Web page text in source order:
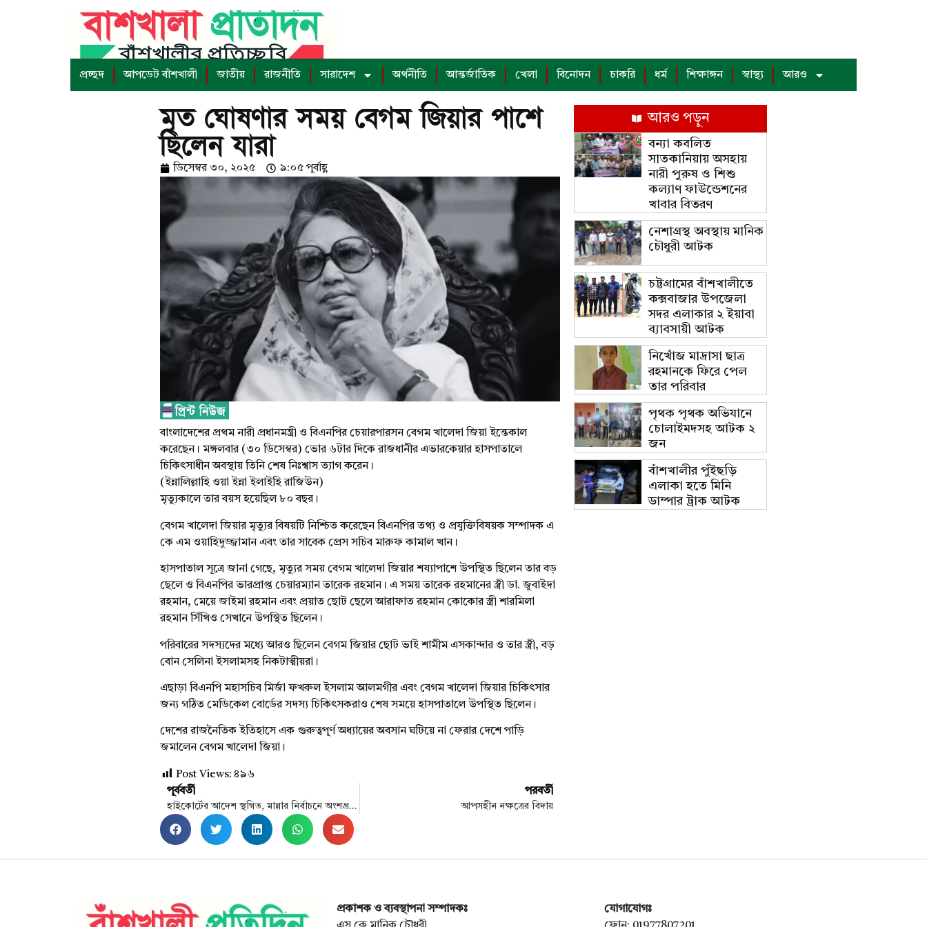
প্রচ্ছদ আপডেট বাঁশখালী জাতীয় রাজনীতি সারাদেশ অর্থনীতি আন্তর্জাতিক খেলা বিনোদন চাকরি ধর্ম শিক্ষাঙ্গন স্বাস্থ্য আরও
মৃত ঘোষণার সময় বেগম জিয়ার পাশে
ছিলেন যারা
ডিসেম্বর ৩০, ২০২৫ ৯:০৫ পূর্বাহ্ণ
বাংলাদেশের প্রথম নারী প্রধানমন্ত্রী ও বিএনপির চেয়ারপারসন বেগম খালেদা জিয়া ইন্তেকাল
করেছেন। মঙ্গলবার (৩০ ডিসেম্বর) ভোর ৬টার দিকে রাজধানীর এভারকেয়ার হাসপাতালে
চিকিৎসাধীন অবস্থায় তিনি শেষ নিঃশ্বাস ত্যাগ করেন।
(ইন্নালিল্লাহি ওয়া ইন্না ইলাইহি রাজিউন)
মৃত্যুকালে তার বয়স হয়েছিল ৮০ বছর।
বেগম খালেদা জিয়ার মৃত্যুর বিষয়টি নিশ্চিত করেছেন বিএনপির তথ্য ও প্রযুক্তিবিষয়ক সম্পাদক এ
কে এম ওয়াহিদুজ্জামান এবং তার সাবেক প্রেস সচিব মারুফ কামাল খান।
হাসপাতাল সূত্রে জানা গেছে, মৃত্যুর সময় বেগম খালেদা জিয়ার শয্যাপাশে উপস্থিত ছিলেন তার বড়
ছেলে ও বিএনপির ভারপ্রাপ্ত চেয়ারম্যান তারেক রহমান। এ সময় তারেক রহমানের স্ত্রী ডা. জুবাইদা
রহমান, মেয়ে জাইমা রহমান এবং প্রয়াত ছোট ছেলে আরাফাত রহমান কোকোর স্ত্রী শারমিলা
রহমান সিঁথিও সেখানে উপস্থিত ছিলেন।
পরিবারের সদস্যদের মধ্যে আরও ছিলেন বেগম জিয়ার ছোট ভাই শামীম এসকান্দার ও তার স্ত্রী, বড়
বোন সেলিনা ইসলামসহ নিকটাত্মীয়রা।
এছাড়া বিএনপি মহাসচিব মির্জা ফখরুল ইসলাম আলমগীর এবং বেগম খালেদা জিয়ার চিকিৎসার
জন্য গঠিত মেডিকেল বোর্ডের সদস্য চিকিৎসকরাও শেষ সময়ে হাসপাতালে উপস্থিত ছিলেন।
দেশের রাজনৈতিক ইতিহাসে এক গুরুত্বপূর্ণ অধ্যায়ের অবসান ঘটিয়ে না ফেরার দেশে পাড়ি
জমালেন বেগম খালেদা জিয়া।
Post Views: ৪৯৬
পূর্ববর্তী
হাইকোর্টের আদেশ স্থগিত, মান্নার নির্বাচনে অংশগ্রহণে বাধা নেই
পরবর্তী
আপসহীন নক্ষত্রের বিদায়
আরও পড়ুন
বন্যা কবলিত
সাতকানিয়ায় অসহায়
নারী পুরুষ ও শিশু
কল্যাণ ফাউন্ডেশনের
খাবার বিতরণ
নেশাগ্রস্থ অবস্থায় মানিক
চৌধুরী আটক
চট্টগ্রামের বাঁশখালীতে
কক্সবাজার উপজেলা
সদর এলাকার ২ ইয়াবা
ব্যাবসায়ী আটক
নিখোঁজ মাদ্রাসা ছাত্র
রহমানকে ফিরে পেল
তার পরিবার
পৃথক পৃথক অভিযানে
চোলাইমদসহ আটক ২
জন
বাঁশখালীর পুঁইছড়ি
এলাকা হতে মিনি
ডাম্পার ট্রাক আটক
প্রকাশক ও ব্যবস্থাপনা সম্পাদকঃ
যোগাযোগঃ